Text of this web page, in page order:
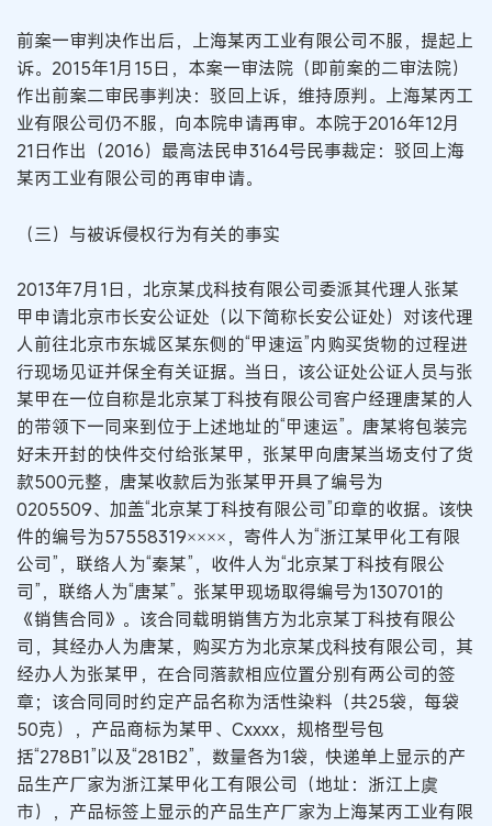
前案一审判决作出后，上海某丙工业有限公司不服，提起上
诉。2015年1月15日，本案一审法院（即前案的二审法院）
作出前案二审民事判决：驳回上诉，维持原判。上海某丙工
业有限公司仍不服，向本院申请再审。本院于2016年12月
21日作出（2016）最高法民申3164号民事裁定：驳回上海
某丙工业有限公司的再审申请。
（三）与被诉侵权行为有关的事实
2013年7月1日，北京某戊科技有限公司委派其代理人张某
甲申请北京市长安公证处（以下简称长安公证处）对该代理
人前往北京市东城区某东侧的“甲速运”内购买货物的过程进
行现场见证并保全有关证据。当日，该公证处公证人员与张
某甲在一位自称是北京某丁科技有限公司客户经理唐某的人
的带领下一同来到位于上述地址的“甲速运”。唐某将包装完
好未开封的快件交付给张某甲，张某甲向唐某当场支付了货
款500元整，唐某收款后为张某甲开具了编号为
0205509、加盖“北京某丁科技有限公司”印章的收据。该快
件的编号为57558319××××，寄件人为“浙江某甲化工有限
公司”，联络人为“秦某”，收件人为“北京某丁科技有限公
司”，联络人为“唐某”。张某甲现场取得编号为130701的
《销售合同》。该合同载明销售方为北京某丁科技有限公
司，其经办人为唐某，购买方为北京某戊科技有限公司，其
经办人为张某甲，在合同落款相应位置分别有两公司的签
章；该合同同时约定产品名称为活性染料（共25袋，每袋
50克），产品商标为某甲、Cxxxx，规格型号包
括“278B1”以及“281B2”，数量各为1袋，快递单上显示的产
品生产厂家为浙江某甲化工有限公司（地址：浙江上虞
市），产品标签上显示的产品生产厂家为上海某丙工业有限